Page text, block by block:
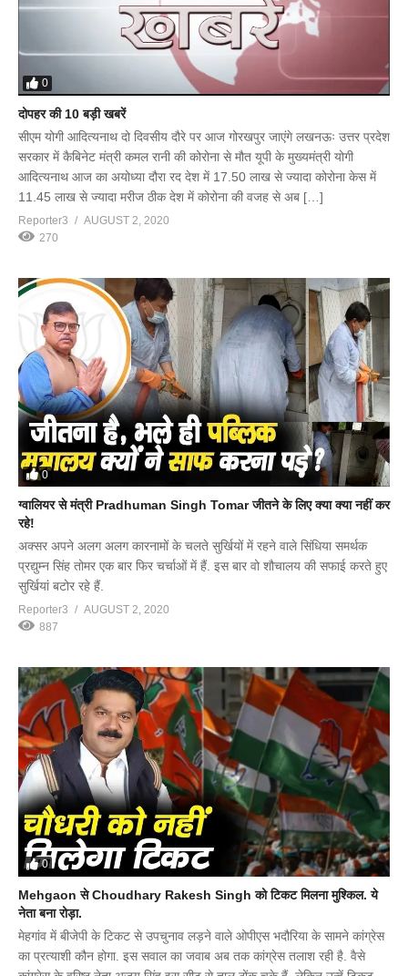
0
दोपहर की 10 बड़ी खबरें
सीएम योगी आदित्यनाथ दो दिवसीय दौरे पर आज गोरखपुर जाएंगे लखनऊः उत्तर प्रदेश
सरकार में कैबिनेट मंत्री कमल रानी की कोरोना से मौत यूपी के मुख्यमंत्री योगी
आदित्यनाथ आज का अयोध्या दौरा रद देश में 17.50 लाख से ज्यादा कोरोना केस में
11.45 लाख से ज्यादा मरीज ठीक देश में कोरोना की वजह से अब […]
Reporter3
AUGUST 2, 2020
270
0
ग्वालियर से मंत्री Pradhuman Singh Tomar जीतने के लिए क्या क्या नहीं कर
रहे!
अक्सर अपने अलग अलग कारनामों के चलते सुर्खियों में रहने वाले सिंधिया समर्थक
प्रद्युम्न सिंह तोमर एक बार फिर चर्चाओं में हैं. इस बार वो शौचालय की सफाई करते हुए
सुर्खियां बटोर रहे हैं.
Reporter3
AUGUST 2, 2020
887
0
Mehgaon से Choudhary Rakesh Singh को टिकट मिलना मुश्किल. ये
नेता बना रोड़ा.
मेहगांव में बीजेपी के टिकट से उपचुनाव लड़ने वाले ओपीएस भदौरिया के सामने कांग्रेस
का प्रत्याशी कौन होगा. इस सवाल का जवाब अब तक कांग्रेस तलाश रही है. वैसे